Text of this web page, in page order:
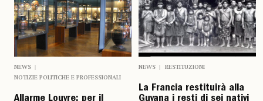
NEWS
NOTIZIE POLITICHE E PROFESSIONALI
NEWS RESTITUZIONI
La Francia restituirà alla